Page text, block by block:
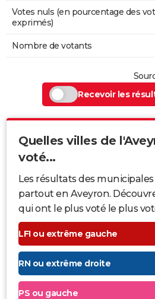
Votes nuls (en pourcentage des
exprimés)
Nombre de votants
Recevoir les
Quelles villes de
voté...
Les résultats des
partout en Aveyron.
qui ont le plus voté le plus voté
LFI ou extrême gauche
RN ou extrême droite
PS ou gauche